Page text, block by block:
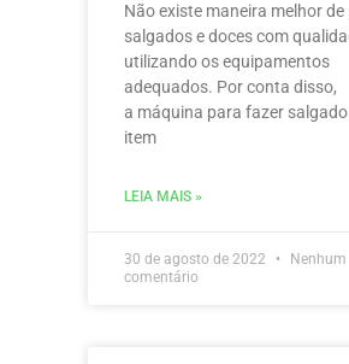
Não existe maneira melhor
salgados e doces com
utilizando os equipamentos
adequados. Por conta disso,
a máquina para fazer
item
LEIA MAIS »
30 de agosto de 2022
Nenhum
comentário